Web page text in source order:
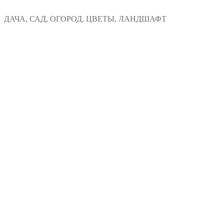
к
ДАЧА, САД, ОГОРОД, ЦВЕТЫ, ЛАНДШАФТ